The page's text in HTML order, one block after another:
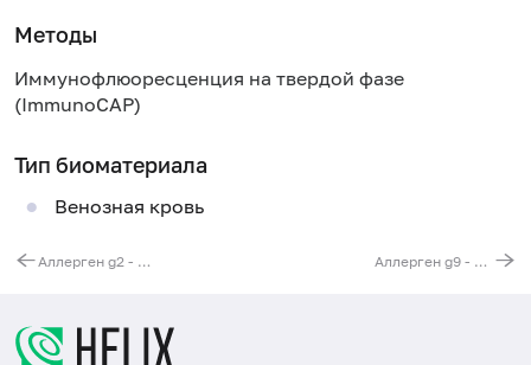
Методы
Иммунофлюоресценция на твердой фазе
(ImmunoCAP)
Тип биоматериала
Венозная кровь
Аллерген g2 - свинорой пальчатый, IgE (ImmunoCAP) Аллерген g9 - полевица, IgE (ImmunoCAP)